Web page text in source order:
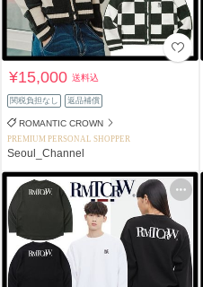
¥15,000送料込
関税負担なし 返品補償
ROMANTIC CROWN
PREMIUM PERSONAL SHOPPER
Seoul_Channel